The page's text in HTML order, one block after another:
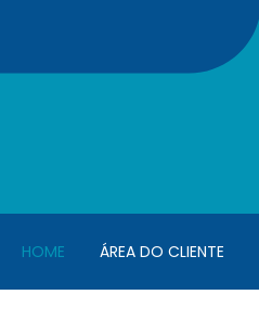
HOME ÁREA DO CLIENTE